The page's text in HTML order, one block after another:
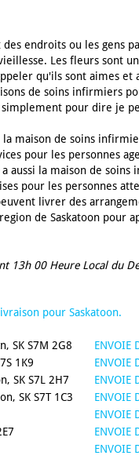
endroits ou les gens
Les fleurs sont
qu'ils sont aimes et
de soins infirmiers
pour dire je
la maison de soins
pour les personnes
aussi la maison de soins
pour les personnes
livrer des
de Saskatoon pour
13h 00 Heure Local du
pour Saskatoon.
SK S7M 2G8
ENVOIE
1K9
ENVOIE
SK S7L 2H7
ENVOIE
SK S7T 1C3
ENVOIE
ENVOIE
ENVOIE
ENVOIE